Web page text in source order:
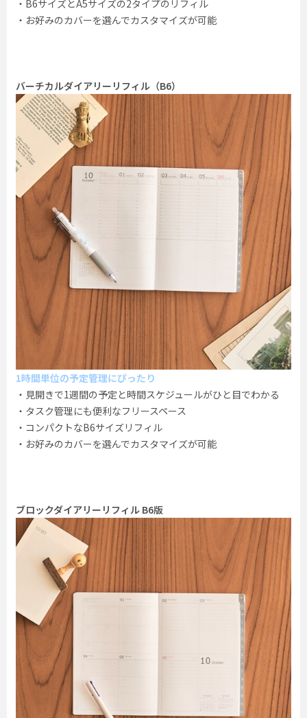
・B6サイズとA5サイズの2タイプのリフィル
・お好みのカバーを選んでカスタマイズが可能
バーチカルダイアリーリフィル（B6）
1時間単位の予定管理にぴったり
・見開きで1週間の予定と時間スケジュールがひと目でわかる
・タスク管理にも便利なフリースペース
・コンパクトなB6サイズリフィル
・お好みのカバーを選んでカスタマイズが可能
ブロックダイアリーリフィル B6版